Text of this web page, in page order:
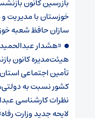
بازرسین کانون
خوزستان با مدیریت
سازان حافظ شعبه
«هشدار
هیئت‌مدیره کانون
تأمین اجتماعی
کشور نسبت به
نظرات کارشناسی
لایحه جدید وزارت